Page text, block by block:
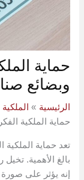
حماية
وبضائع
الرئيسية
حماية الملكية
تعد حماية
بالغ الأهمية.
إنه يؤثر على صورة